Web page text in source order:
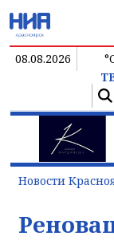
08.08.2026
Новости